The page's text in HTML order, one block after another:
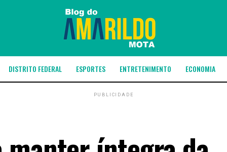
DISTRITO FEDERAL ESPORTES ENTRETENIMENTO ECONOMIA
PUBLICIDADE